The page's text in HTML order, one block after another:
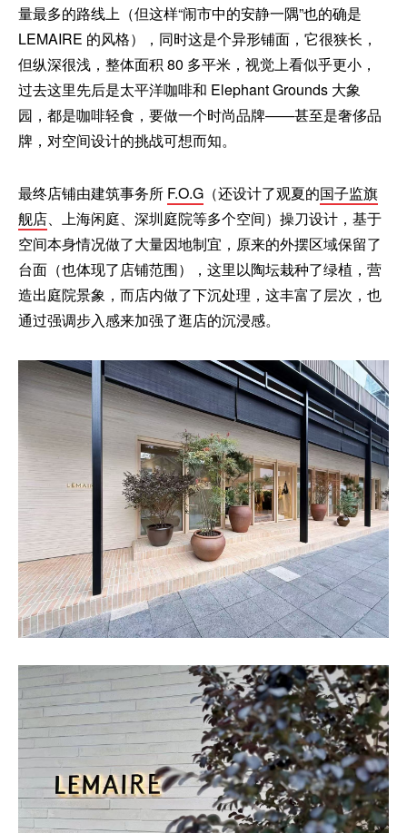
量最多的路线上（但这样“闹市中的安静一隅”也的确是
LEMAIRE 的风格），同时这是个异形铺面，它很狭长，
但纵深很浅，整体面积 80 多平米，视觉上看似乎更小，
过去这里先后是太平洋咖啡和 Elephant Grounds 大象
园，都是咖啡轻食，要做一个时尚品牌——甚至是奢侈品
牌，对空间设计的挑战可想而知。
最终店铺由建筑事务所 F.O.G （还设计了观夏的国子监旗
舰店 、上海闲庭、深圳庭院等多个空间）操刀设计，基于
空间本身情况做了大量因地制宜，原来的外摆区域保留了
台面（也体现了店铺范围），这里以陶坛栽种了绿植，营
造出庭院景象，而店内做了下沉处理，这丰富了层次，也
通过强调步入感来加强了逛店的沉浸感。